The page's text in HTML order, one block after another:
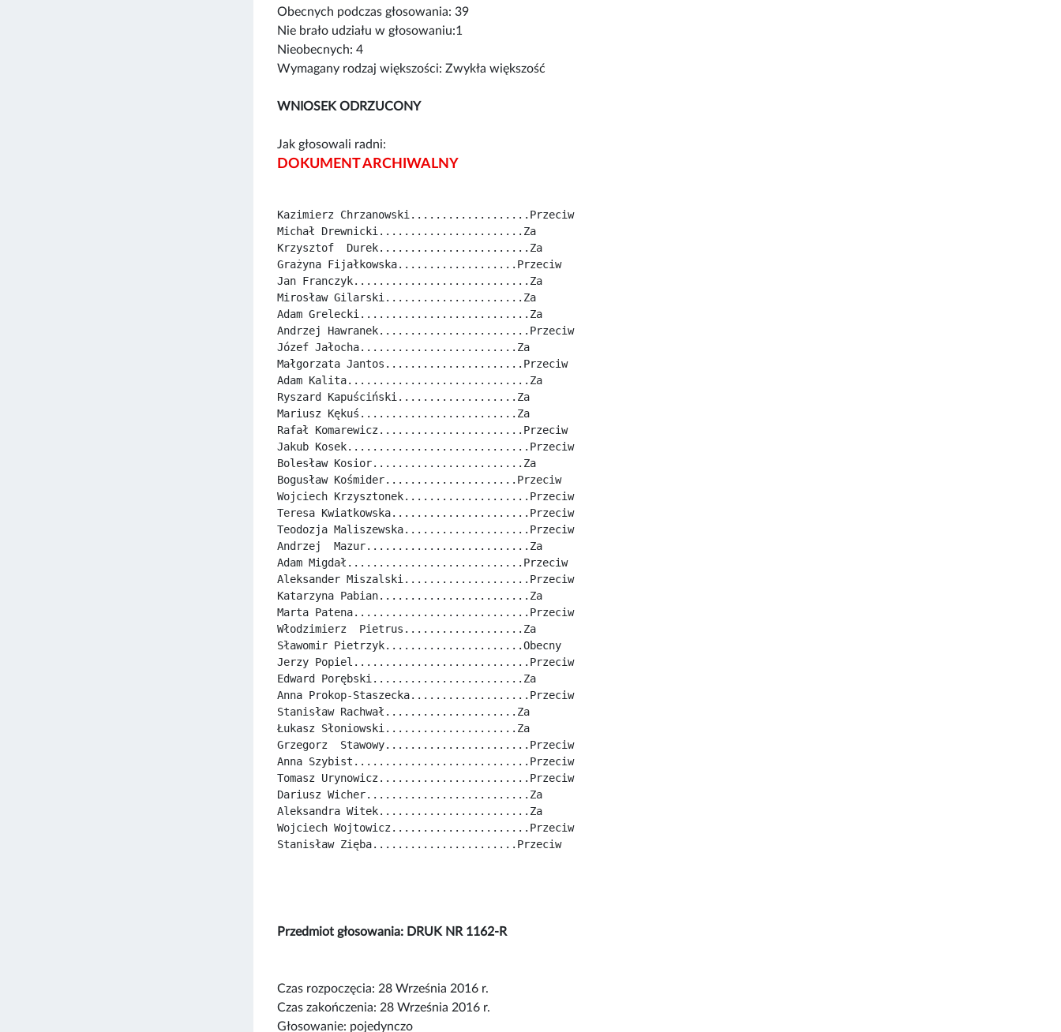
Obecnych podczas głosowania: 39
Nie brało udziału w głosowaniu:1
Nieobecnych: 4
Wymagany rodzaj większości: Zwykła większość
WNIOSEK ODRZUCONY
Jak głosowali radni:
DOKUMENT ARCHIWALNY
Kazimierz Chrzanowski...................Przeciw
Michał Drewnicki.......................Za
Krzysztof  Durek........................Za
Grażyna Fijałkowska...................Przeciw
Jan Franczyk............................Za
Mirosław Gilarski......................Za
Adam Grelecki...........................Za
Andrzej Hawranek........................Przeciw
Józef Jałocha.........................Za
Małgorzata Jantos......................Przeciw
Adam Kalita.............................Za
Ryszard Kapuściński...................Za
Mariusz Kękuś.........................Za
Rafał Komarewicz.......................Przeciw
Jakub Kosek.............................Przeciw
Bolesław Kosior........................Za
Bogusław Kośmider.....................Przeciw
Wojciech Krzysztonek....................Przeciw
Teresa Kwiatkowska......................Przeciw
Teodozja Maliszewska....................Przeciw
Andrzej  Mazur..........................Za
Adam Migdał............................Przeciw
Aleksander Miszalski....................Przeciw
Katarzyna Pabian........................Za
Marta Patena............................Przeciw
Włodzimierz  Pietrus...................Za
Sławomir Pietrzyk......................Obecny
Jerzy Popiel............................Przeciw
Edward Porębski........................Za
Anna Prokop-Staszecka...................Przeciw
Stanisław Rachwał.....................Za
Łukasz Słoniowski.....................Za
Grzegorz  Stawowy.......................Przeciw
Anna Szybist............................Przeciw
Tomasz Urynowicz........................Przeciw
Dariusz Wicher..........................Za
Aleksandra Witek........................Za
Wojciech Wojtowicz......................Przeciw
Stanisław Zięba.......................Przeciw
Przedmiot głosowania: DRUK NR 1162-R
Czas rozpoczęcia: 28 Września 2016 r.
Czas zakończenia: 28 Września 2016 r.
Głosowanie: pojedynczo